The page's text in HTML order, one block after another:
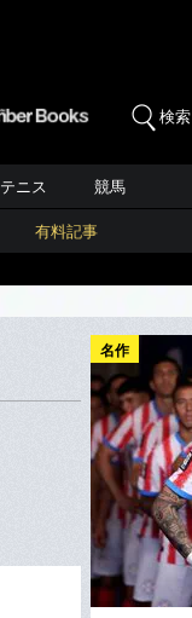
検索
テニス 競馬
有料記事
名作